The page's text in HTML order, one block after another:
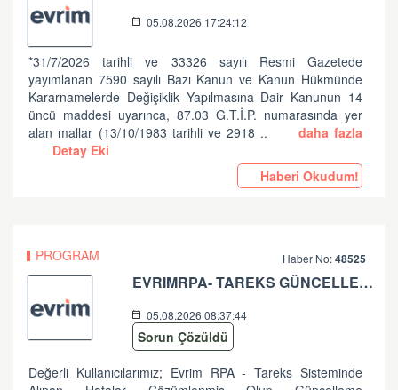
05.08.2026 17:24:12
*31/7/2026 tarihli ve 33326 sayılı Resmi Gazetede
yayımlanan 7590 sayılı Bazı Kanun ve Kanun Hükmünde
Kararnamelerde Değişiklik Yapılmasına Dair Kanunun 14
üncü maddesi uyarınca, 87.03 G.T.İ.P. numarasında yer
alan mallar (13/10/1983 tarihli ve 2918 ..
daha fazla
Detay Eki
Haberi Okudum!
PROGRAM Haber No:48525
EVRIMRPA- TAREKS GÜNCELLEMESI HAKKINDA (V: 11.50.2.6 BU VERSIYONDA EVRIMRPA- TAREKS MODULÜNDE GÜNCELLEME YAPILMIŞTIR. )
05.08.2026 08:37:44
Sorun Çözüldü
Değerli Kullanıcılarımız; Evrim RPA - Tareks Sisteminde